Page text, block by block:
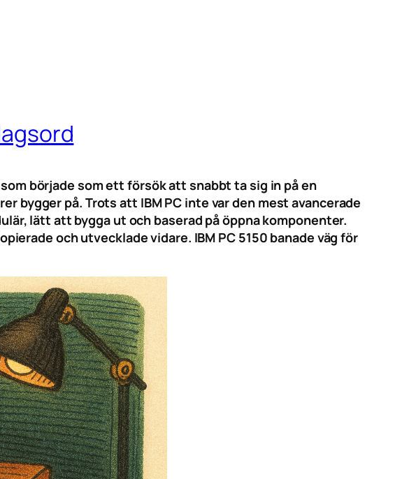
började som ett försök att snabbt ta sig in på en
bygger på. Trots att IBM PC inte var den mest avancerade
lätt att bygga ut och baserad på öppna komponenter.
och utvecklade vidare. IBM PC 5150 banade väg för